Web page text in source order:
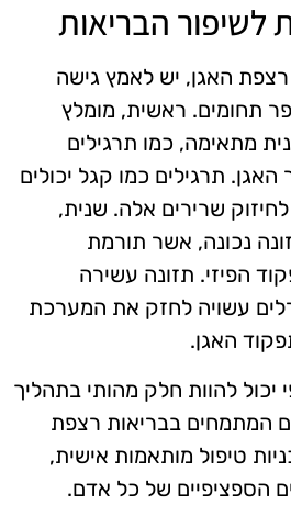
לשיפור הבריאות
האגן, יש לאמץ גישה
תחומים. ראשית, מומלץ
מתאימה, כמו תרגילים
האגן. תרגילים כמו קגל יכולים
שרירים אלה. שנית,
נכונה, אשר תורמת
הפיזי. תזונה עשירה
עשויה לחזק את המערכת
האגן.
יכול להוות חלק מהותי בתהליך
המתמחים בבריאות רצפת
טיפול מותאמות אישית,
הספציפיים של כל אדם.